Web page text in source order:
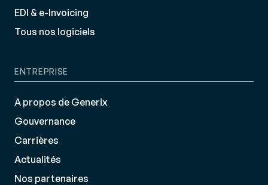
EDI & e-Invoicing
Tous nos logiciels
ENTREPRISE
A propos de Generix
Gouvernance
Carrières
Actualités
Nos partenaires